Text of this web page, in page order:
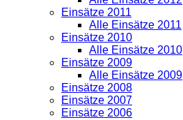
Einsätze 2011
Alle Einsätze 2011
Einsätze 2010
Alle Einsätze 2010
Einsätze 2009
Alle Einsätze 2009
Einsätze 2008
Einsätze 2007
Einsätze 2006